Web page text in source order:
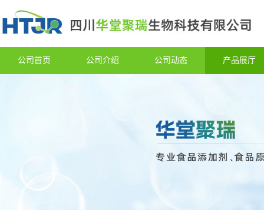
公司首页 公司介绍 公司动态 产品展厅